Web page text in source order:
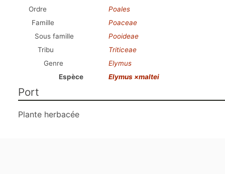
Ordre
Poales
Famille
Poaceae
Sous famille
Pooideae
Tribu
Triticeae
Genre
Elymus
Espèce
Elymus ×maltei
Port
Plante herbacée